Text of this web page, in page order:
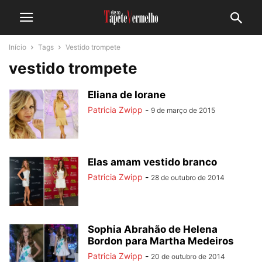
Início Tags Vestido trompete
vestido trompete
Eliana de Iorane
Patricia Zwipp - 9 de março de 2015
Elas amam vestido branco
Patricia Zwipp - 28 de outubro de 2014
Sophia Abrahão de Helena
Bordon para Martha Medeiros
Patricia Zwipp - 20 de outubro de 2014